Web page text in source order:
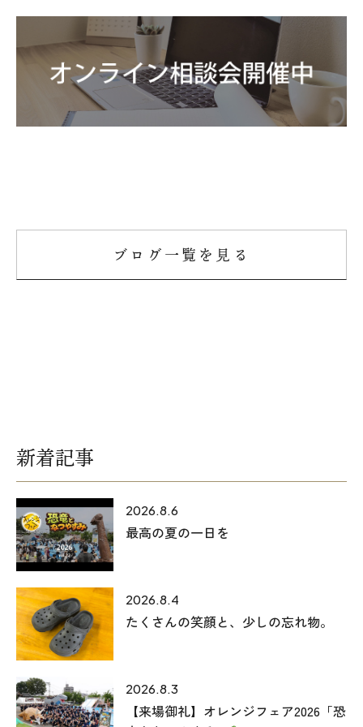
ブログ一覧を見る
新着記事
2026.8.6
最高の夏の一日を
2026.8.4
たくさんの笑顔と、少しの忘れ物。
2026.8.3
【来場御礼】オレンジフェア2026「恐